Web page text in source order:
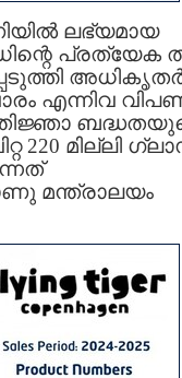
ലഭ്യമായ
പ്രത്യേക
എന്നിവ
220 മില്ലി
മന്ത്രാലയം